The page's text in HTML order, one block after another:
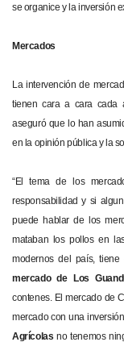
se organice y la inversión
Mercados
La intervención de
tienen cara a cara cada
aseguró que lo han
en la opinión pública y la
“El tema de los
responsabilidad y si
puede hablar de los
mataban los pollos en
modernos del país,
mercado de Los
contenes. El mercado de
mercado con una
Agrícolas no tenemos